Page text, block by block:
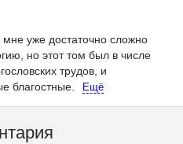
уже достаточно сложно
но этот том был в числе
трудов, и
благостные.
Ещё